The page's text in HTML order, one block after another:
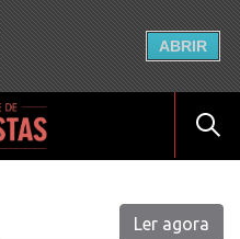
Ler agora
ABRIR